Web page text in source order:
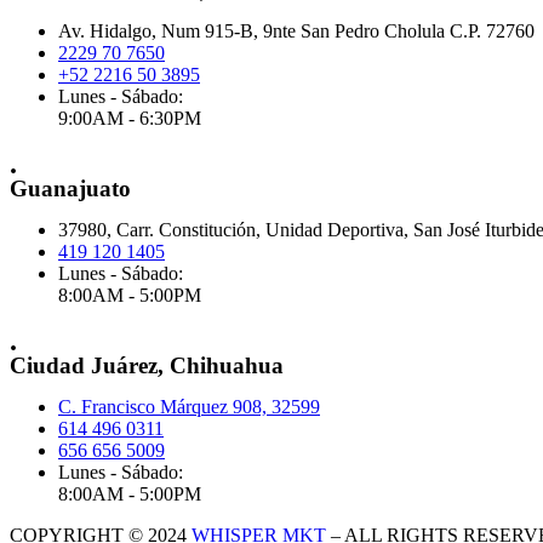
Av. Hidalgo, Num 915-B, 9nte San Pedro Cholula C.P. 72760
2229 70 7650
+52 2216 50 3895
Lunes - Sábado:
9:00AM - 6:30PM
.
Guanajuato
37980, Carr. Constitución, Unidad Deportiva, San José Iturbide
419 120 1405
Lunes - Sábado:
8:00AM - 5:00PM
.
Ciudad Juárez, Chihuahua
C. Francisco Márquez 908, 32599
614 496 0311
656 656 5009
Lunes - Sábado:
8:00AM - 5:00PM
COPYRIGHT © 2024 WHISPER MKT – ALL RIGHTS